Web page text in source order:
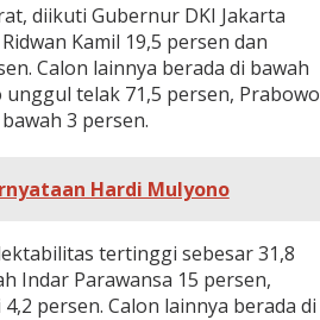
diikuti Gubernur DKI Jakarta
Kamil 19,5 persen dan
Calon lainnya berada di bawah
telak 71,5 persen, Prabowo
3 persen.
Hardi Mulyono
tertinggi sebesar 31,8
Indar Parawansa 15 persen,
persen. Calon lainnya berada di